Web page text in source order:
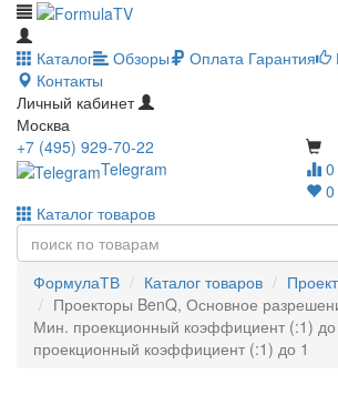
Каталог Обзоры Оплата Гарантия
Контакты
Личный кабинет
Москва
0
0
+7 (495) 929-70-22
Telegram
Каталог товаров
ФормулаТВ Каталог товаров
Проекторы BenQ, Основное
Мин. проекционный коэффициент (:1)
проекционный коэффициент (:1) до 1